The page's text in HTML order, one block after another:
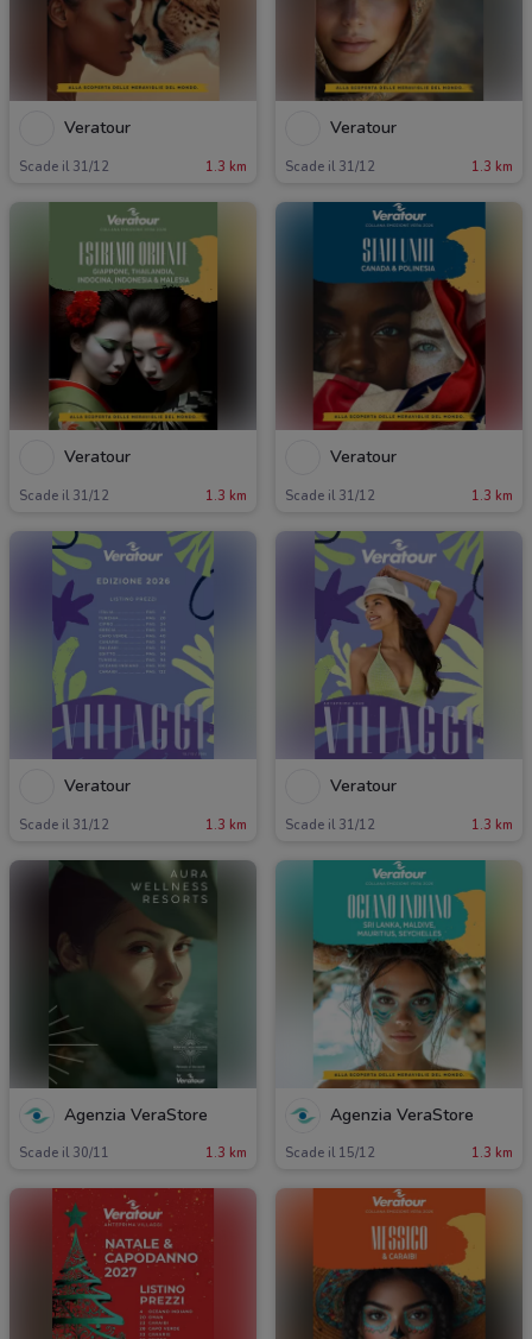
Veratour
Scade il 31/12 1.3 km
Veratour
Scade il 31/12 1.3 km
Veratour
Scade il 31/12 1.3 km
Veratour
Scade il 31/12 1.3 km
Veratour
Scade il 31/12 1.3 km
Veratour
Scade il 31/12 1.3 km
Agenzia VeraStore
Scade il 30/11 1.3 km
Agenzia VeraStore
Scade il 15/12 1.3 km